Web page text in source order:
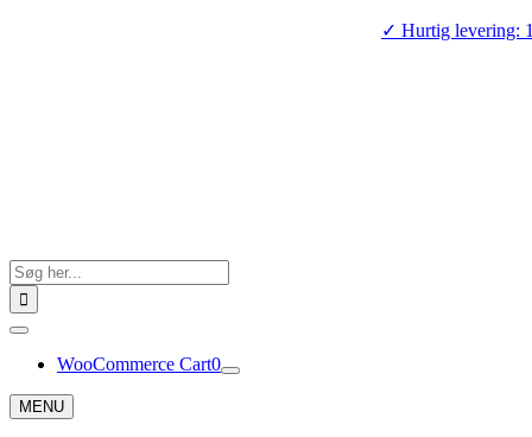
✓ Hurtig levering:
Search
for:
Toggle
NavigationWooCommerce Cart0
MENU